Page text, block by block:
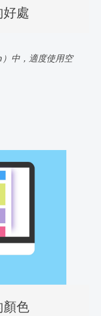
處
）中，適度使用空
色